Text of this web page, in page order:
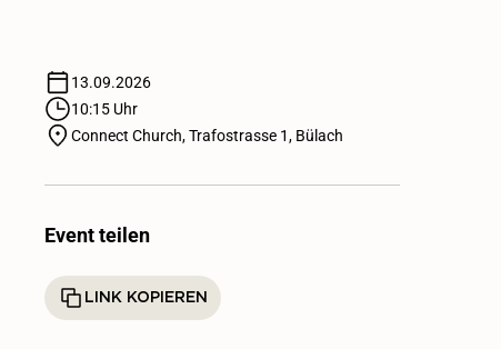
13.09.2026
10:15 Uhr
Connect Church, Trafostrasse 1, Bülach
Event teilen
LINK KOPIEREN